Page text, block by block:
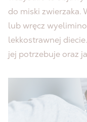
do miski zwierzaka.
lub wręcz
lekkostrawnej
jej potrzebuje oraz